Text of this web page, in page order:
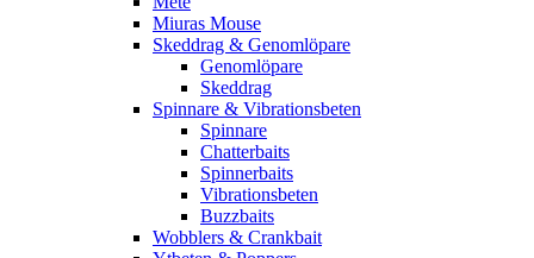
Miuras Mouse
Skeddrag & Genomlöpare
Genomlöpare
Skeddrag
Spinnare & Vibrationsbeten
Spinnare
Chatterbaits
Spinnerbaits
Vibrationsbeten
Buzzbaits
Wobblers & Crankbait